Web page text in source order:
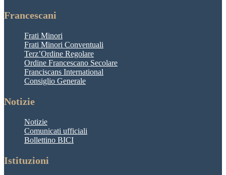
Francescani
Frati Minori
Frati Minori Conventuali
Terz’Ordine Regolare
Ordine Francescano Secolare
Franciscans International
Consiglio Generale
Notizie
Notizie
Comunicati ufficiali
Bollettino BICI
Istituzioni